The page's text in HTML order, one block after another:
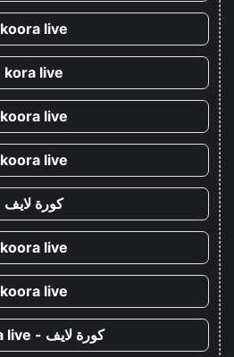
koora live
kora live
koora live
koora live
كورة لايف
koora live
koora live
كورة لايف - koora live